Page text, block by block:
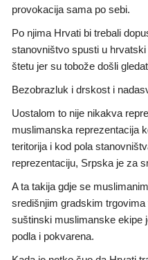
provokacija sama po sebi.
Po njima Hrvati bi trebali
stanovništvo spusti u
štetu jer su tobože došli
Bezobrazluk i drskost i
Uostalom to nije nikakva
muslimanska reprezentacija
teritorija i kod pola
reprezentaciju, Srpska je za
A ta takija gdje se
središnjim gradskim
suštinski muslimanske ekipe
podla i pokvarena.